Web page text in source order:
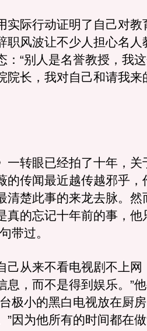
际行动证明了自己对教
职风波让不少人担心名人
：“别人是名誉教授，我
院长，我对自己和请我来
转眼已经拍了十年，关
的传闻最近越传越邪乎，
清楚此事的来龙去脉。然
真的忘记十年前的事，他
带过。
从来不看电视剧不上网
息，而不是得到娱乐。”
极小的黑白电视放在厨
”因为他所有的时间都在做